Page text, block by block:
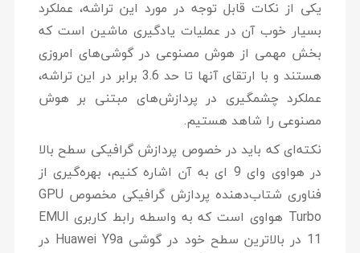
یکی از نکات قابل توجه در مورد این تراشه، عملکرد
بسیار خوب آن در عملیات یادگیری ماشین است که
بخش مهمی از هوش مصنوعی در گوشی‌های امروزی
هستند و با ارتقای آنها تا حد 3.6 برابر در این تراشه،
عملکرد چشمگیری در پردازش‌های مبتنی بر هوش
مصنوعی را شاهد هستیم.
نکته‌ای که باید در خصوص پردازش گرافیکی سطح بالا
در هواوی وای 9 ای به آن اشاره کنیم، بهره‌گیری از
فناوری شتاب‌دهنده پردازش گرافیکی مخصوص GPU
Turbo هواوی است که به واسطه رابط کاربری EMUI
11 در بالاترین سطح خود در گوشی Huawei Y9a در